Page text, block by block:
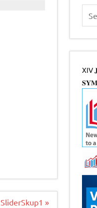
SliderSkup1 »
XIV